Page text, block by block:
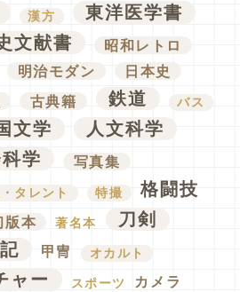
漢方
東洋医学書
文献書
昭和レトロ
明治モダン
日本史
古典籍 鉄道 バス
文学
人文科学
学
写真集
タレント 特撮
格闘技
版本 著名本
刀剣
甲冑 オカルト
ャー スポーツ カメラ